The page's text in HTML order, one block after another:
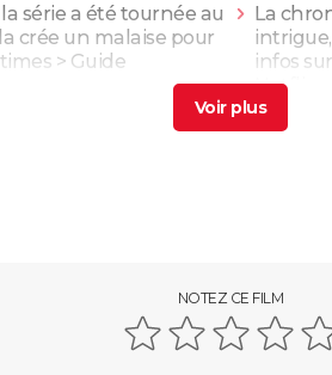
série a été tournée au
crée un malaise pour
> Guide
La
infos
Netflix
casting, streaming,
Et au
de
personne : tout le
en pensant que
Et
Gene Hackman a
Il était
NOTEZ CE FILM